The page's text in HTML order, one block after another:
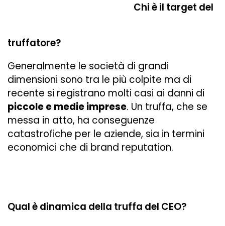
Chi è il target del
truffatore?
Generalmente le società di grandi
dimensioni sono tra le più colpite ma di
recente si registrano molti casi ai danni di
piccole e medie imprese. Un truffa, che se
messa in atto, ha conseguenze
catastrofiche per le aziende, sia in termini
economici che di brand reputation.
Qual è dinamica della truffa del CEO?